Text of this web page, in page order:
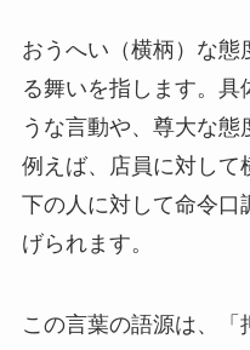
おうへい（横柄）な態
る舞いを指します。具
うな言動や、尊大な態
例えば、店員に対して
下の人に対して命令口
げられます。
この言葉の語源は、「